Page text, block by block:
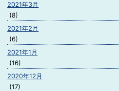
2021年3月
(8)
2021年2月
(6)
2021年1月
(16)
2020年12月
(17)